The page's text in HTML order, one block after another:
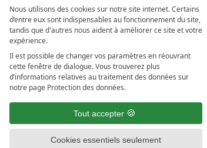
Nous utilisons des cookies sur notre site internet. Certains
d’entre eux sont indispensables au fonctionnement du site,
tandis que d'autres nous aident à améliorer ce site et votre
expérience.
Il est possible de changer vos paramètres en réouvrant
cette fenêtre de dialogue. Vous trouverez plus
d’informations relatives au traitement des données sur
notre page Protection des données.
Tout accepter
Cookies essentiels seulement